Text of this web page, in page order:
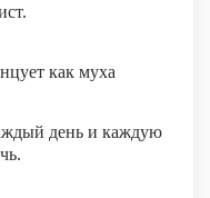
как муха
день и каждую